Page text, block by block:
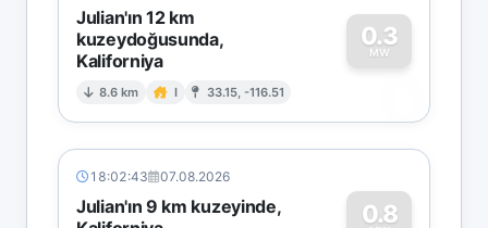
Julian'ın 12 km
kuzeydoğusunda,
Kaliforniya
8.6 km I 33.15, -116.51
0.3
MW
0
18:02:43 07.08.2026
Julian'ın 9 km kuzeyinde,
0.8